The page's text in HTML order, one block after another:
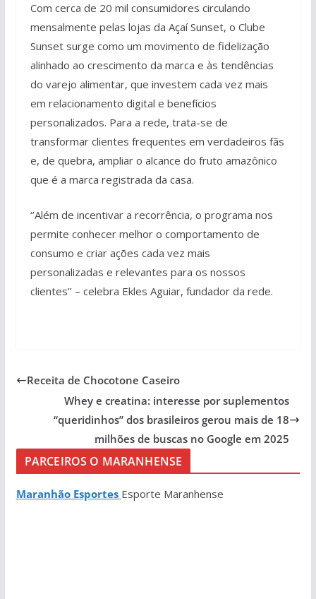
Com cerca de 20 mil consumidores circulando
mensalmente pelas lojas da Açaí Sunset, o Clube
Sunset surge como um movimento de fidelização
alinhado ao crescimento da marca e às tendências
do varejo alimentar, que investem cada vez mais
em relacionamento digital e benefícios
personalizados. Para a rede, trata-se de
transformar clientes frequentes em verdadeiros fãs
e, de quebra, ampliar o alcance do fruto amazônico
que é a marca registrada da casa.
‘’Além de incentivar a recorrência, o programa nos
permite conhecer melhor o comportamento de
consumo e criar ações cada vez mais
personalizadas e relevantes para os nossos
clientes’’ – celebra Ekles Aguiar, fundador da rede.
Receita de Chocotone Caseiro
Whey e creatina: interesse por suplementos
“queridinhos” dos brasileiros gerou mais de 18
milhões de buscas no Google em 2025
PARCEIROS O MARANHENSE
Maranhão Esportes Esporte Maranhense